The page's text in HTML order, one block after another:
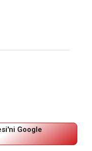
Google